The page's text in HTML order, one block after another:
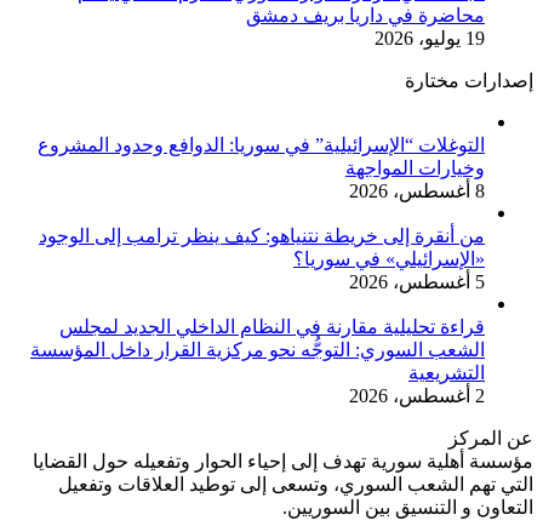
محاضرة في داريا بريف دمشق
19 يوليو، 2026
إصدارات مختارة
التوغلات “الإسرائيلية” في سوريا: الدوافع وحدود المشروع
وخيارات المواجهة
8 أغسطس، 2026
من أنقرة إلى خريطة نتنياهو: كيف ينظر ترامب إلى الوجود
«الإسرائيلي» في سوريا؟
5 أغسطس، 2026
قراءة تحليلية مقارنة في النظام الداخلي الجديد لمجلس
الشعب السوري: التوجُّه نحو مركزية القرار داخل المؤسسة
التشريعية
2 أغسطس، 2026
عن المركز
مؤسسة أهلية سورية تهدف إلى إحياء الحوار وتفعيله حول القضايا
التي تهم الشعب السوري، وتسعى إلى توطيد العلاقات وتفعيل
التعاون و التنسيق بين السوريين.